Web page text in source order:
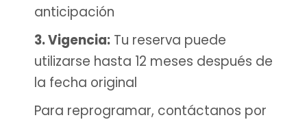
anticipación
3. Vigencia: Tu reserva puede
utilizarse hasta 12 meses después de
la fecha original
Para reprogramar, contáctanos por